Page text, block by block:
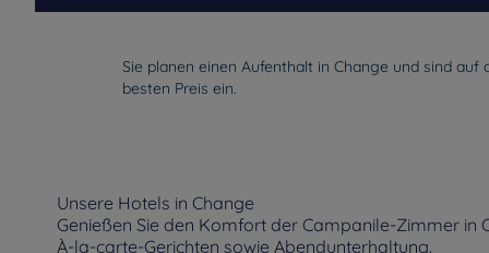
Sie planen einen Aufenthalt in Change und sind
besten Preis ein.
Unsere Hotels in Change
Genießen Sie den Komfort der Campanile-Zimmer
À-la-carte-Gerichten sowie Abendunterhaltung.